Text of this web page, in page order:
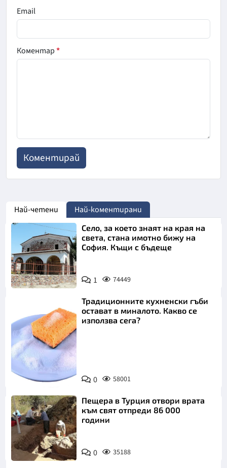
Email
Коментар*
Най-четени Най-коментирани
Село, за което знаят на края на
света, стана имотно бижу на
София. Къщи с бъдеще
1 74449
Снимка:
Пиксабей
Традиционните кухненски гъби
остават в миналото. Какво се
използва сега?
0 58001
Пещера в Турция отвори врата
към свят отпреди 86 000
години
0 35188